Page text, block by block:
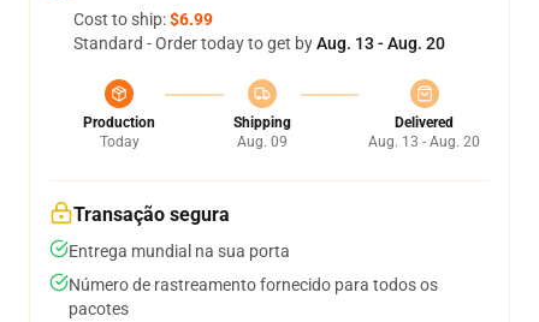
Cost to ship:$6.99
Standard - Order today to get byAug. 13 - Aug. 20
Production
Today
Shipping
Aug. 09
Delivered
Aug. 13 - Aug. 20
Transação segura
Entrega mundial na sua porta
Número de rastreamento fornecido para todos os
pacotes